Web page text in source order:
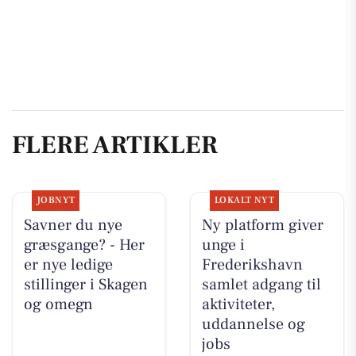
FLERE ARTIKLER
JOBNYT
Savner du nye
græsgange? - Her
er nye ledige
stillinger i Skagen
og omegn
LOKALT NYT
Ny platform giver
unge i
Frederikshavn
samlet adgang til
aktiviteter,
uddannelse og
jobs